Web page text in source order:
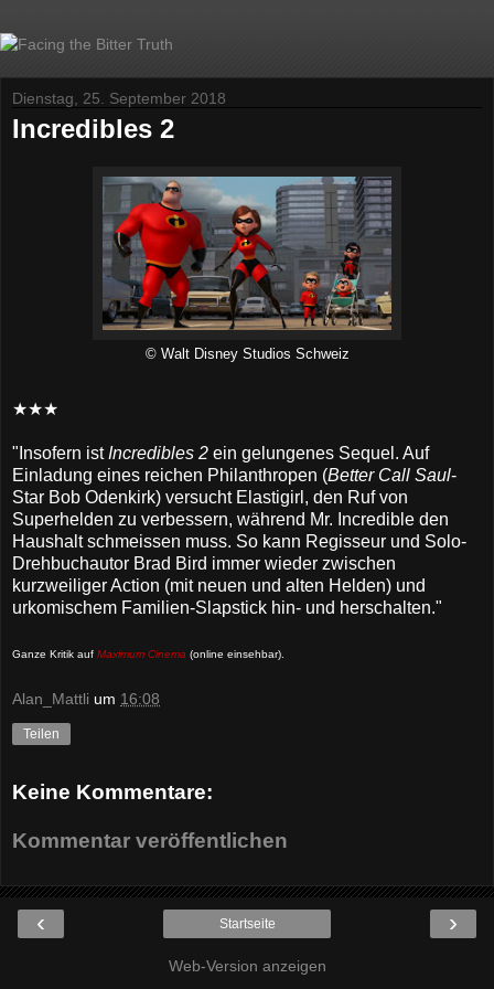
Dienstag, 25. September 2018
Incredibles 2
© Walt Disney Studios Schweiz
★★★
"Insofern ist Incredibles 2 ein gelungenes Sequel. Auf
Einladung eines reichen Philanthropen (Better Call Saul-
Star Bob Odenkirk) versucht Elastigirl, den Ruf von
Superhelden zu verbessern, während Mr. Incredible den
Haushalt schmeissen muss. So kann Regisseur und Solo-
Drehbuchautor Brad Bird immer wieder zwischen
kurzweiliger Action (mit neuen und alten Helden) und
urkomischem Familien-Slapstick hin- und herschalten."
Ganze Kritik auf Maximum Cinema (online einsehbar)
Alan_Mattli um 16:08
Teilen
Keine Kommentare:
Kommentar veröffentlichen
‹ ›
Startseite
Web-Version anzeigen